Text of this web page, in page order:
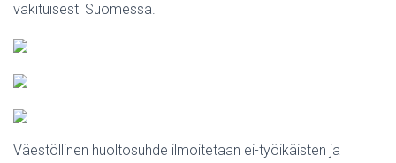
vakituisesti Suomessa.
Väestöllinen huoltosuhde ilmoitetaan ei-työikäisten ja